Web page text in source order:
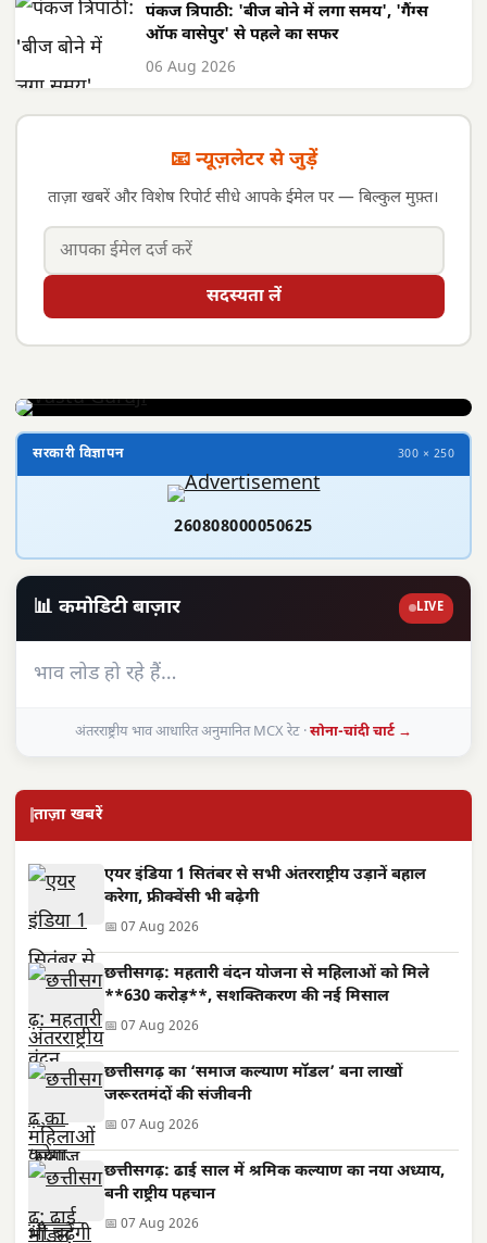
पंकज त्रिपाठी: 'बीज बोने में लगा समय', 'गैंग्स
ऑफ वासेपुर' से पहले का सफर
06 Aug 2026
📧 न्यूज़लेटर से जुड़ें
ताज़ा खबरें और विशेष रिपोर्ट सीधे आपके ईमेल पर — बिल्कुल मुफ़्त।
सदस्यता लें
सरकारी विज्ञापन 300 × 250
260808000050625
📊 कमोडिटी बाज़ार LIVE
भाव लोड हो रहे हैं…
अंतरराष्ट्रीय भाव आधारित अनुमानित MCX रेट ·सोना-चांदी चार्ट →
ताज़ा खबरें
एयर इंडिया 1 सितंबर से सभी अंतरराष्ट्रीय उड़ानें बहाल
करेगा, फ्रीक्वेंसी भी बढ़ेगी
📅 07 Aug 2026
छत्तीसगढ़: महतारी वंदन योजना से महिलाओं को मिले
**630 करोड़**, सशक्तिकरण की नई मिसाल
📅 07 Aug 2026
छत्तीसगढ़ का ‘समाज कल्याण मॉडल’ बना लाखों
जरूरतमंदों की संजीवनी
📅 07 Aug 2026
छत्तीसगढ़: ढाई साल में श्रमिक कल्याण का नया अध्याय,
बनी राष्ट्रीय पहचान
📅 07 Aug 2026